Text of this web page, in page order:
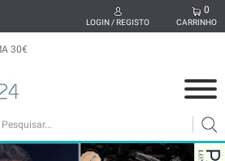
LOGIN / REGISTO CARRINHO
0
30€
E BEBÉ
SUPLEMENTOS